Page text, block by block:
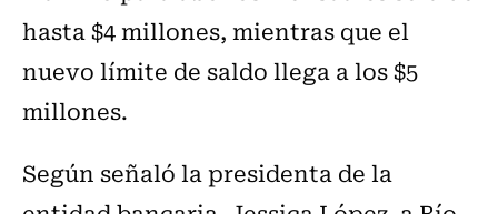
hasta $4 millones, mientras que el
nuevo límite de saldo llega a los $5
millones.
Según señaló la presidenta de la